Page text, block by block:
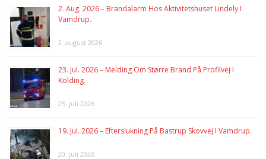
2. Aug. 2026 – Brandalarm Hos Aktivitetshuset Lindely I
Vamdrup.
2. august 2026
23. Jul. 2026 – Melding Om Større Brand På Profilvej I
Kolding.
25. juli 2026
19. Jul. 2026 – Efterslukning På Bastrup Skovvej I Vamdrup.
20. juli 2026